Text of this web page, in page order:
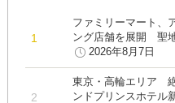
ファミリーマート、
ング店舗を展開 聖
2026年8月7日
東京・高輪エリア
ンドプリンスホテル